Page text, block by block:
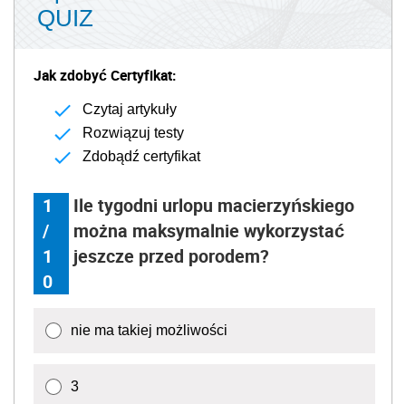
QUIZ
Jak zdobyć Certyfikat:
Czytaj artykuły
Rozwiązuj testy
Zdobądź certyfikat
1
/
1
0
Ile tygodni urlopu macierzyńskiego
można maksymalnie wykorzystać
jeszcze przed porodem?
nie ma takiej możliwości
3